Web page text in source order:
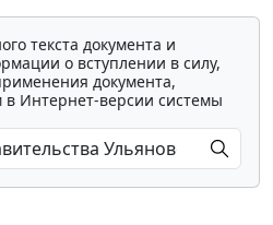
текста документа и
о вступлении в силу,
документа,
в Интернет-версии системы